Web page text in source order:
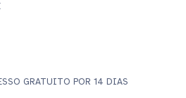
GRATUITO POR 14 DIAS